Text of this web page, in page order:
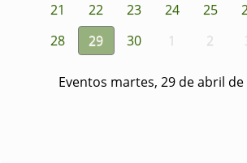
21
22 23 24 25
28
29 30 1 2
Eventos martes, 29 de abril de